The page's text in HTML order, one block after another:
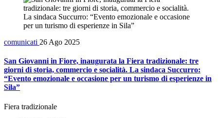
comunicati 26 Ago 2025
San Giovanni in Fiore, inaugurata la Fiera tradizionale: tre
giorni di storia, commercio e socialità. La sindaca Succurro:
“Evento emozionale e occasione per un turismo di esperienze in
Sila”
Fiera tradizionale